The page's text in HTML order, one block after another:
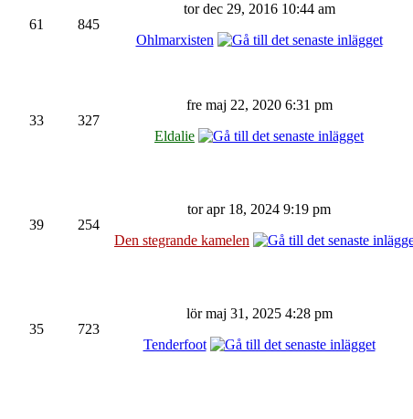
61 845
tor dec 29, 2016 10:44 am
Ohlmarxisten
33 327
fre maj 22, 2020 6:31 pm
Eldalie
39 254
tor apr 18, 2024 9:19 pm
Den stegrande kamelen
35 723
lör maj 31, 2025 4:28 pm
Tenderfoot